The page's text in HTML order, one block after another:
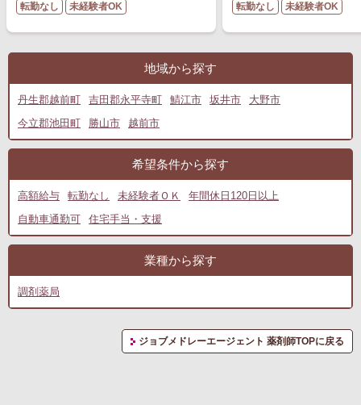
転勤なし 未経験者OK 転勤なし 未経験者OK
地域から探す
丹生郡越前町 吉田郡永平寺町 鯖江市 坂井市
大野市
今立郡池田町
勝山市 越前市
希望条件から探す
高額給与 転勤なし 未経験者ＯＫ
年間休日120日以上
自動車通勤可
住宅手当・支援
業種から探す
調剤薬局
ジョブメドレーエージェント 薬剤師TOPに戻る